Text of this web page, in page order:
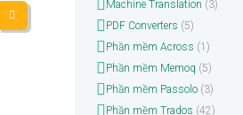
Machine Translation (3)
PDF Converters (5)
Phần mềm Across (1)
Phần mềm Memoq (5)
Phần mềm Passolo(3)
Phần mềm Trados (42)